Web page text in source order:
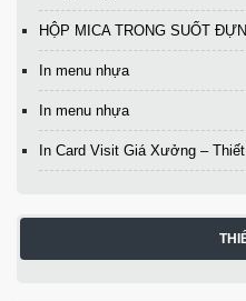
HỘP MICA TRONG SUỐT
In menu nhựa
In menu nhựa
In Card Visit Giá Xưởng –